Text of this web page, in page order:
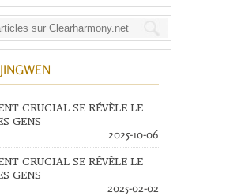
CRUCIAL SE RÉVÈLE LE
GENS
2025-10-06
CRUCIAL SE RÉVÈLE LE
GENS
2025-02-02